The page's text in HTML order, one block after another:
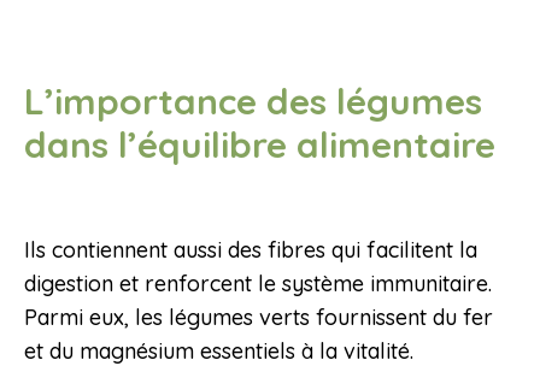
L’importance des légumes
dans l’équilibre alimentaire
Ils contiennent aussi des fibres qui facilitent la
digestion et renforcent le système immunitaire.
Parmi eux, les légumes verts fournissent du fer
et du magnésium essentiels à la vitalité.